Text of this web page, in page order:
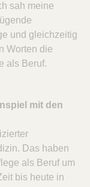
sah meine
und gleichzeitig
Worten die
als Beruf.
mit den
Das haben
als Beruf um
bis heute in